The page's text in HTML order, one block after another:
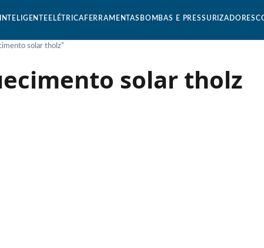
ELÉTRICA FERRAMENTAS BOMBAS E PRESSURIZADORES
solar tholz”
solar tholz